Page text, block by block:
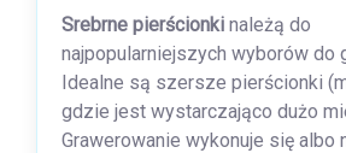
Srebrne pierścionki należą do
najpopularniejszych wyborów do
Idealne są szersze pierścionki
gdzie jest wystarczająco dużo
Grawerowanie wykonuje się albo